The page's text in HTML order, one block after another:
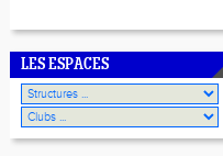
LES ESPACES